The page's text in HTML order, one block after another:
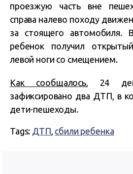
проезжую часть вне
справа налево походу
за стоящего автомобиля.
ребенок получил
левой ноги со смещением.
Как сообщалось, 24
зафиксировано два ДТП, в
дети-пешеходы.
Tags: ДТП сбили ребенка